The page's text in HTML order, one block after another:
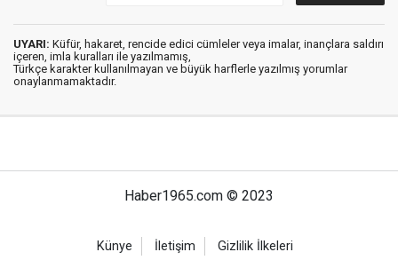
UYARI: Küfür, hakaret, rencide edici cümleler veya imalar, inançlara saldırı
içeren, imla kuralları ile yazılmamış,
Türkçe karakter kullanılmayan ve büyük harflerle yazılmış yorumlar
onaylanmamaktadır.
Haber1965.com © 2023
Künye İletişim Gizlilik İlkeleri